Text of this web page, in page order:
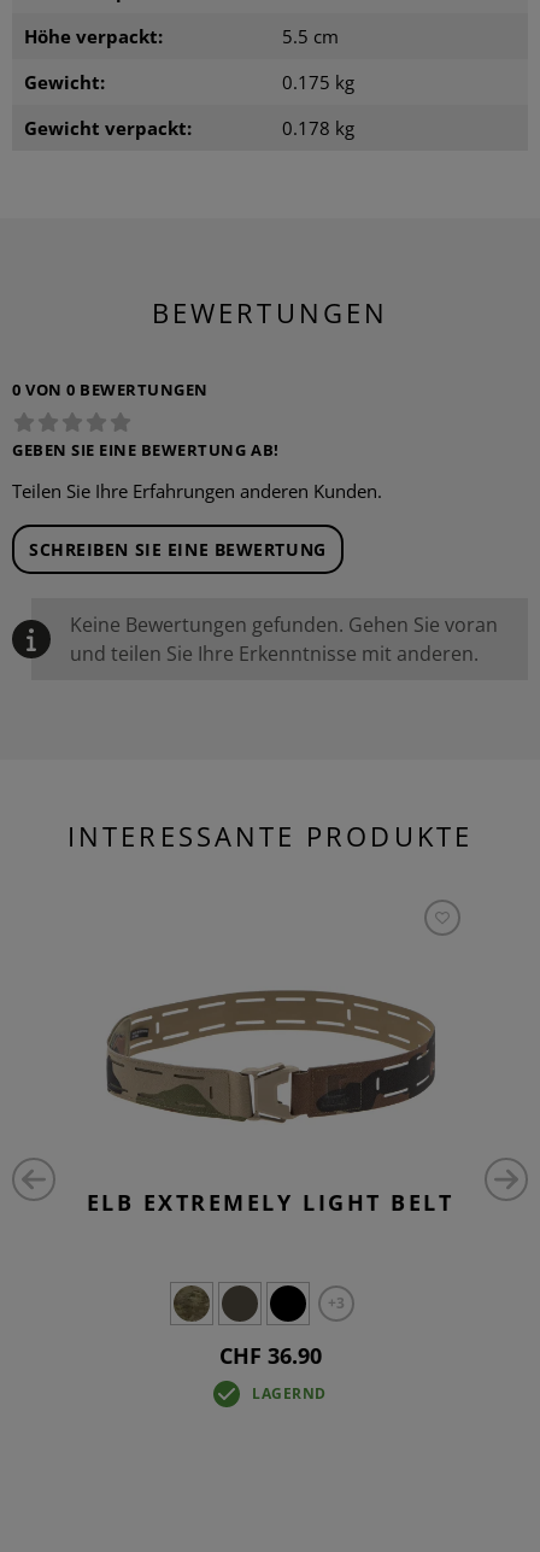
Höhe verpackt:
5.5 cm
Gewicht:
0.175 kg
Gewicht verpackt:
0.178 kg
BEWERTUNGEN
0 VON 0 BEWERTUNGEN
GEBEN SIE EINE BEWERTUNG AB!
Teilen Sie Ihre Erfahrungen anderen Kunden.
SCHREIBEN SIE EINE BEWERTUNG
Keine Bewertungen gefunden. Gehen Sie voran
und teilen Sie Ihre Erkenntnisse mit anderen.
INTERESSANTE PRODUKTE
ELB EXTREMELY LIGHT BELT
+3
CHF 36.90
LAGERND